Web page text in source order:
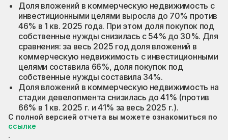
Доля вложений в коммерческую недвижимость с
инвестиционными целями выросла до 70% против
46% в 1 кв. 2025 года. При этом доля покупок под
собственные нужды снизилась с 54% до 30%. Для
сравнения: за весь 2025 год доля вложений в
коммерческую недвижимость с инвестиционными
целями составила 66%, доля покупок под
собственные нужды составила 34%.
Доля вложений в коммерческую недвижимость на
стадии девелопмента снизилась до 41% (против
66% в 1 кв. 2025 г. и 41% за весь 2025 г.).
С полной версией отчета вы можете ознакомиться по
ссылке
.